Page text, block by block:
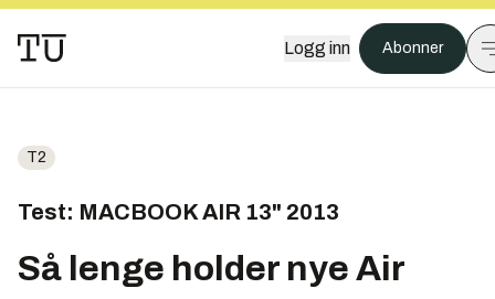
Logg inn Abonner
T2
Test: MACBOOK AIR 13" 2013
Så lenge holder nye Air